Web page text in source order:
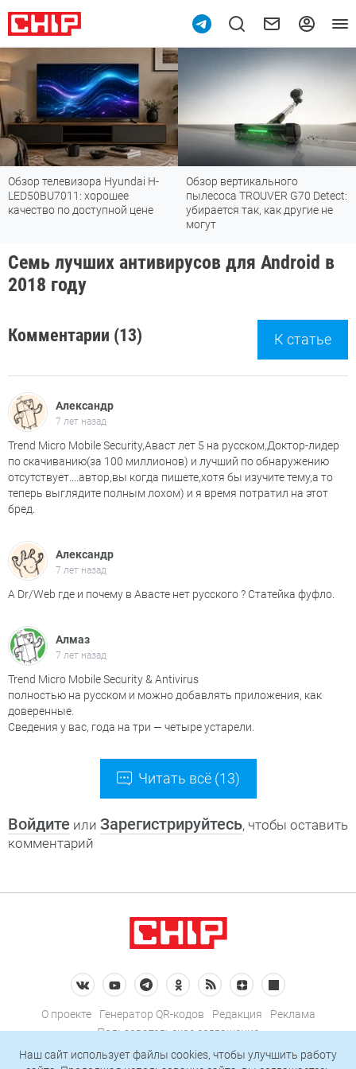
Обзор телевизора Hyundai H-
LED50BU7011: хорошее
качество по доступной цене
Обзор вертикального
пылесоса TROUVER G70 Detect:
убирается так, как другие не
могут
Семь лучших антивирусов для Android в
2018 году
Комментарии (13) К статье
Александр
7 лет назад
Trend Micro Mobile Security,Аваст лет 5 на русском,Доктор-лидер
по скачиванию(за 100 миллионов) и лучший по обнаружению
отсутствует....автор,вы когда пишете,хотя бы изучите тему,а то
теперь выглядите полным лохом) и я время потратил на этот
бред.
Александр
7 лет назад
А Dr/Web где и почему в Авасте нет русского ? Статейка фуфло.
Алмаз
7 лет назад
Trend Micro Mobile Security & Antivirus
полностью на русском и можно добавлять приложения, как
доверенные.
Сведения у вас, года на три — четыре устарели.
Читать всё (13)
Войдите или Зарегистрируйтесь, чтобы оставить
комментарий
О проекте Генератор QR-кодов Редакция
Реклама
Пользовательское соглашение
Политика конфиденциальности
Наш сайт использует файлы cookies, чтобы улучшить работу